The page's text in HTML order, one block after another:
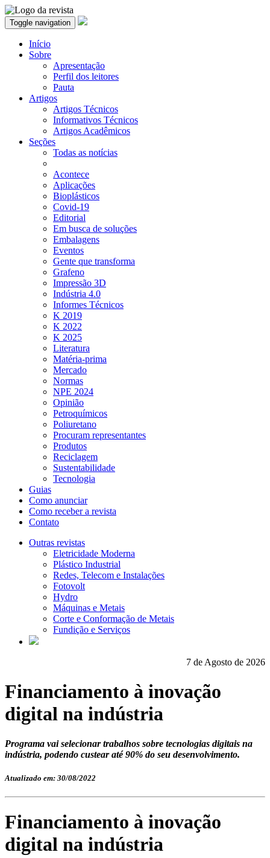
Toggle navigation
Início
Sobre
Apresentação
Perfil dos leitores
Pauta
Artigos
Artigos Técnicos
Informativos Técnicos
Artigos Acadêmicos
Seções
Todas as notícias
Acontece
Aplicações
Bioplásticos
Covid-19
Editorial
Em busca de soluções
Embalagens
Eventos
Gente que transforma
Grafeno
Impressão 3D
Indústria 4.0
Informes Técnicos
K 2019
K 2022
K 2025
Literatura
Matéria-prima
Mercado
Normas
NPE 2024
Opinião
Petroquímicos
Poliuretano
Procuram representantes
Produtos
Reciclagem
Sustentabilidade
Tecnologia
Guias
Como anunciar
Como receber a revista
Contato
Outras revistas
Eletricidade Moderna
Plástico Industrial
Redes, Telecom e Instalações
Fotovolt
Hydro
Máquinas e Metais
Corte e Conformação de Metais
Fundição e Serviços
7 de Agosto de 2026
Financiamento à inovação
digital na indústria
Programa vai selecionar trabalhos sobre tecnologias digitais na
indústria, podendo custear até 90% do seu desenvolvimento.
Atualizado em: 30/08/2022
Financiamento à inovação
digital na indústria